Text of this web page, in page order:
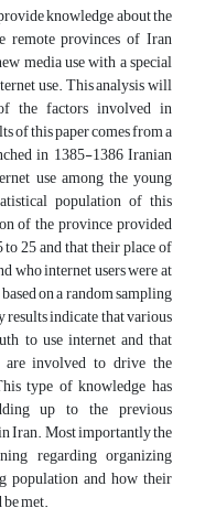
knowledge about the
provinces of Iran
media use with a special
use. This analysis will
the factors involved in
of this paper comes from a
in 1385-1386 Iranian
use among the young
population of this
of the province provided
25 and that their place of
who internet users were at
on a random sampling
indicate that various
to use internet and that
are involved to drive the
type of knowledge has
up to the previous
Iran. Most importantly the
regarding organizing
population and how their
met.